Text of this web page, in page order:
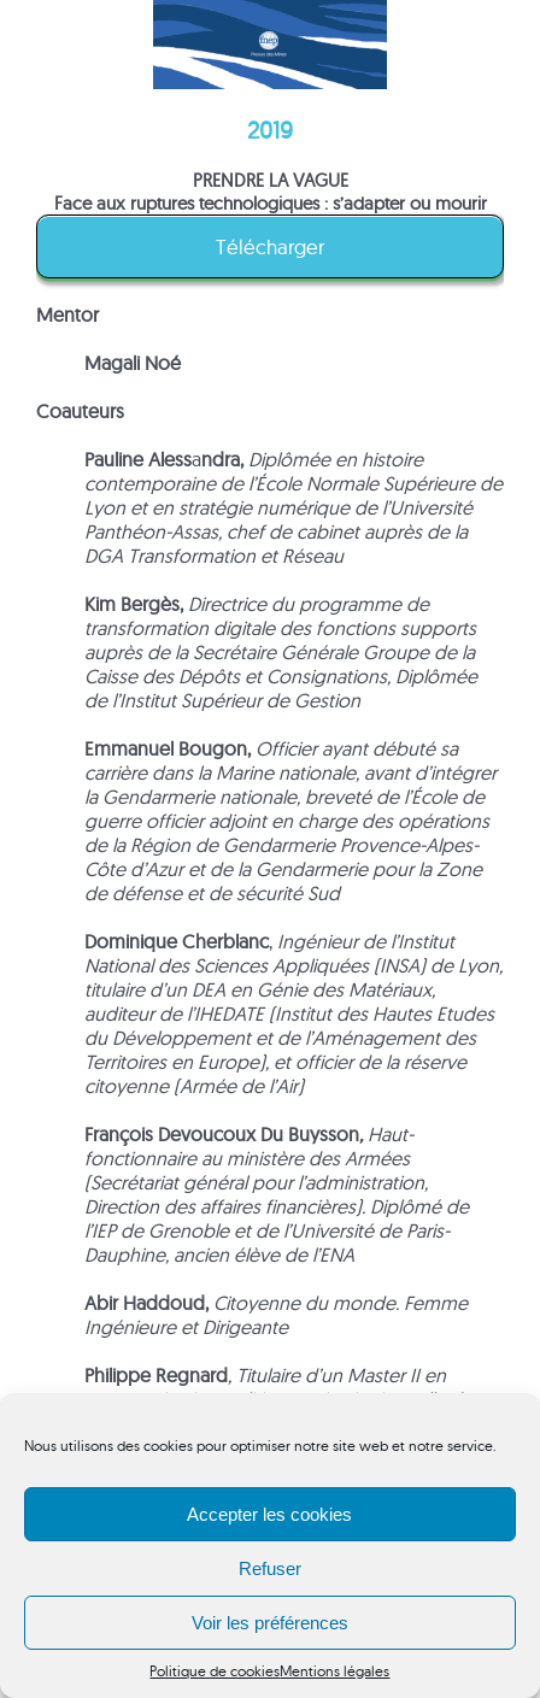
Nous utilisons des cookies pour optimiser notre site web et notre service.
Accepter les cookies
Refuser
Voir les préférences
Politique de cookiesMentions légales
2019
PRENDRE LA VAGUE
Face aux ruptures technologiques : s’adapter ou mourir
Télécharger
Mentor
Magali Noé
Coauteurs
Pauline Alessandra, Diplômée en histoire
contemporaine de l’École Normale Supérieure de
Lyon et en stratégie numérique de l’Université
Panthéon-Assas, chef de cabinet auprès de la
DGA Transformation et Réseau
Kim Bergès, Directrice du programme de
transformation digitale des fonctions supports
auprès de la Secrétaire Générale Groupe de la
Caisse des Dépôts et Consignations, Diplômée
de l’Institut Supérieur de Gestion
Emmanuel Bougon, Officier ayant débuté sa
carrière dans la Marine nationale, avant d’intégrer
la Gendarmerie nationale, breveté de l’École de
guerre officier adjoint en charge des opérations
de la Région de Gendarmerie Provence-Alpes-
Côte d’Azur et de la Gendarmerie pour la Zone
de défense et de sécurité Sud
Dominique Cherblanc, Ingénieur de l’Institut
National des Sciences Appliquées (INSA) de Lyon,
titulaire d’un DEA en Génie des Matériaux,
auditeur de l’IHEDATE (Institut des Hautes Etudes
du Développement et de l’Aménagement des
Territoires en Europe), et officier de la réserve
citoyenne (Armée de l’Air)
François Devoucoux Du Buysson,Haut-
fonctionnaire au ministère des Armées
(Secrétariat général pour l’administration,
Direction des affaires financières). Diplômé de
l’IEP de Grenoble et de l’Université de Paris-
Dauphine, ancien élève de l’ENA
Abir Haddoud, Citoyenne du monde. Femme
Ingénieure et Dirigeante
Philippe Regnard, Titulaire d’un Master II en
communication politique et institutionnelle de
directeur des affaires publiques et des relations
auprès du secrétaire d’État au numérique,
secrétaire général du think tank Renaissance
Haissam Luc Wehbe,Diplômé de l’Institut
National Polytechnique de Grenoble, dirige le
département commercial des produits et